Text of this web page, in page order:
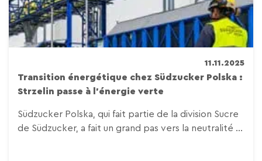
11.11.2025
Transition énergétique chez Südzucker Polska :
Strzelin passe à l’énergie verte
Südzucker Polska, qui fait partie de la division Sucre
de Südzucker, a fait un grand pas vers la neutralité ...